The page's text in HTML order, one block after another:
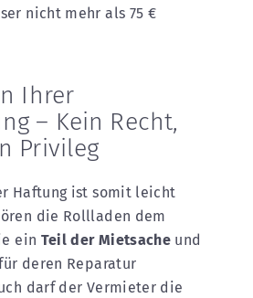
nicht mehr als 75 €
Ihrer
– Kein Recht,
Privileg
Haftung ist somit leicht
die Rollladen dem
ein Teil der Mietsache und
deren Reparatur
darf der Vermieter die